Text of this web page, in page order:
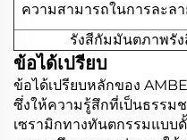
ความสามารถในการละลา
รังสีกัมมันตภาพรั
ข้อได้เปรียบ
ข้อได้เปรียบหลักของ
ซึ่งให้ความรู้สึกที่เป็นธรรม
เซรามิกทางทันตกรรมแบบ